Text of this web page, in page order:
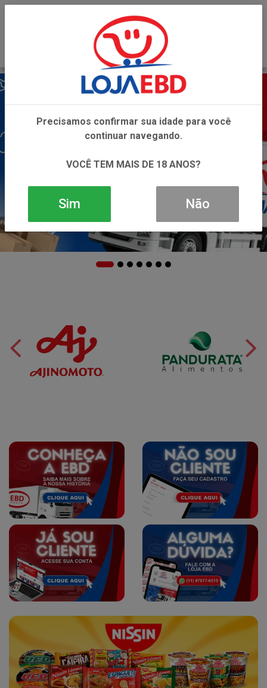
Precisamos confirmar sua idade para você
continuar navegando.
VOCÊ TEM MAIS DE 18 ANOS?
Sim Não